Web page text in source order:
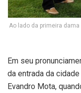
Ao lado da primeira
Em seu
da entrada da
Evandro Mota,